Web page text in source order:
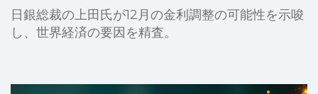
日銀総裁の上田氏が12月の金利調整の可能性を示唆
し、世界経済の要因を精査。